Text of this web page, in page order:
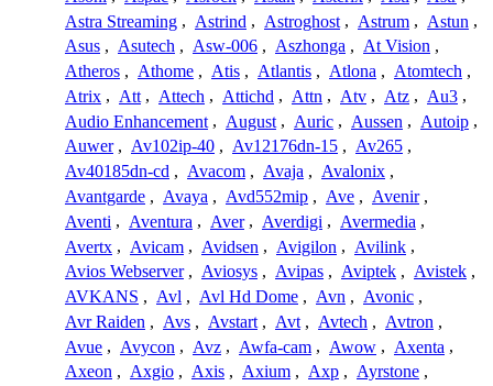
Astra Streaming , Astrind , Astroghost , Astrum , Astun ,
Asus , Asutech , Asw-006 , Aszhonga , At Vision ,
Atheros , Athome , Atis , Atlantis , Atlona , Atomtech ,
Atrix , Att , Attech , Attichd , Attn , Atv , Atz , Au3 ,
Audio Enhancement , August , Auric , Aussen , Autoip ,
Auwer , Av102ip-40 , Av12176dn-15 , Av265 ,
Av40185dn-cd , Avacom , Avaja , Avalonix ,
Avantgarde , Avaya , Avd552mip , Ave , Avenir ,
Aventi , Aventura , Aver , Averdigi , Avermedia ,
Avertx , Avicam , Avidsen , Avigilon , Avilink ,
Avios Webserver , Aviosys , Avipas , Aviptek , Avistek ,
AVKANS , Avl , Avl Hd Dome , Avn , Avonic ,
Avr Raiden , Avs , Avstart , Avt , Avtech , Avtron ,
Avue , Avycon , Avz , Awfa-cam , Awow , Axenta ,
Axeon , Axgio , Axis , Axium , Axp , Ayrstone ,